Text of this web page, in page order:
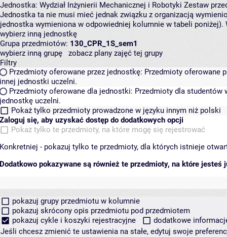
Jednostka: Wydział Inżynierii Mechanicznej i Robotyki Zestaw
Jednostka ta nie musi mieć jednak związku z organizacją
jednostka wymieniona w odpowiedniej kolumnie w tabeli
wybierz inną jednostkę
Grupa przedmiotów: 130_CPR_1S_sem1
wybierz inną grupę
zobacz plany zajęć tej grupy
Filtry
Przedmioty oferowane przez jednostkę: Przedmioty oferowane
innej jednostki uczelni.
Przedmioty oferowane dla jednostki: Przedmioty dla studentów
jednostkę uczelni.
Pokaż tylko przedmioty prowadzone w języku innym niż polski
Zaloguj się, aby uzyskać dostęp do dodatkowych opcji
Pokaż tylko te przedmioty, na które mogę się rejestrować
Konkretniej - pokazuj tylko te przedmioty, dla których istnieje
Dodatkowo pokazywane są również te przedmioty, na które jesteś
pokazuj grupy przedmiotu w kolumnie
pokazuj skrócony opis przedmiotu pod przedmiotem
pokazuj cykle i koszyki rejestracyjne
dodatkowe
Jeśli chcesz zmienić te ustawienia na stałe, edytuj swoje